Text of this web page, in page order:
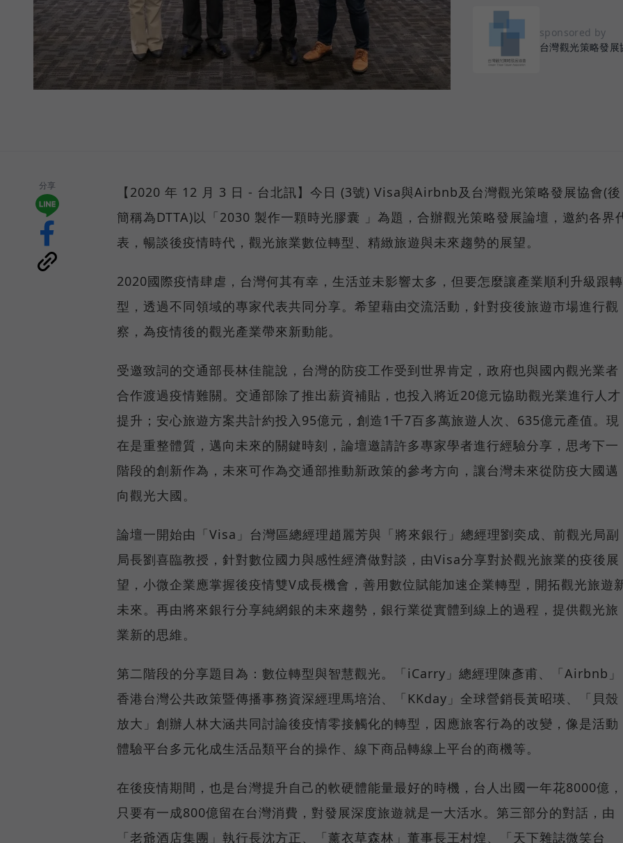
sponsored by
台灣觀光策略發展
分享
【2020 年 12 月 3 日 - 台北訊】今日 (3號) Visa與Airbnb及台灣觀光策略發展協會(後
簡稱為DTTA)以「2030 製作一顆時光膠囊 」為題，合辦觀光策略發展論壇，邀約各界
表，暢談後疫情時代，觀光旅業數位轉型、精緻旅遊與未來趨勢的展望。
2020國際疫情肆虐，台灣何其有幸，生活並未影響太多，但要怎麼讓產業順利升級跟轉
型，透過不同領域的專家代表共同分享。希望藉由交流活動，針對疫後旅遊市場進行觀
察，為疫情後的觀光產業帶來新動能。
受邀致詞的交通部長林佳龍說，台灣的防疫工作受到世界肯定，政府也與國內觀光業者
合作渡過疫情難關。交通部除了推出薪資補貼，也投入將近20億元協助觀光業進行人才
提升；安心旅遊方案共計約投入95億元，創造1千7百多萬旅遊人次、635億元產值。現
在是重整體質，邁向未來的關鍵時刻，論壇邀請許多專家學者進行經驗分享，思考下一
階段的創新作為，未來可作為交通部推動新政策的參考方向，讓台灣未來從防疫大國邁
向觀光大國。
論壇一開始由「Visa」台灣區總經理趙麗芳與「將來銀行」總經理劉奕成、前觀光局副
局長劉喜臨教授，針對數位國力與感性經濟做對談，由Visa分享對於觀光旅業的疫後展
望，小微企業應掌握後疫情雙V成長機會，善用數位賦能加速企業轉型，開拓觀光旅遊
未來。再由將來銀行分享純網銀的未來趨勢，銀行業從實體到線上的過程，提供觀光旅
業新的思維。
第二階段的分享題目為：數位轉型與智慧觀光。「iCarry」總經理陳彥甫、「Airbnb」
香港台灣公共政策暨傳播事務資深經理馬培治、「KKday」全球營銷長黃昭瑛、「貝殼
放大」創辦人林大涵共同討論後疫情零接觸化的轉型，因應旅客行為的改變，像是活動
體驗平台多元化成生活品類平台的操作、線下商品轉線上平台的商機等。
在後疫情期間，也是台灣提升自己的軟硬體能量最好的時機，台人出國一年花8000億，
只要有一成800億留在台灣消費，對發展深度旅遊就是一大活水。第三部分的對話，由
「老爺酒店集團」執行長沈方正、「薰衣草森林」董事長王村煌、「天下雜誌微笑台